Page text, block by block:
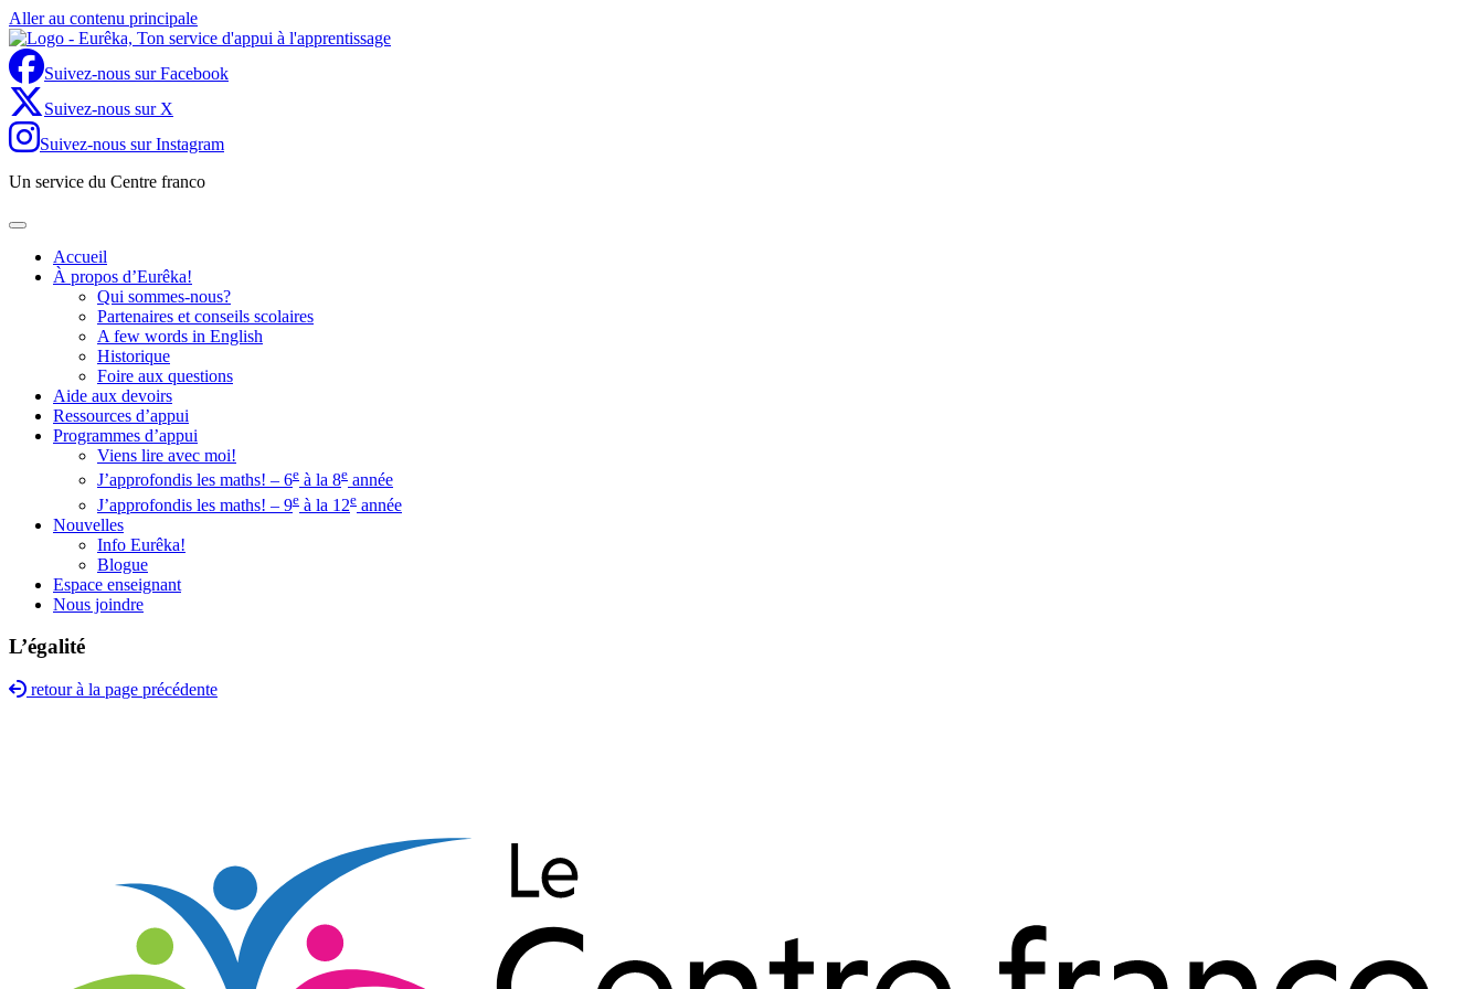
Aller au contenu principale
Suivez-nous sur Facebook
Suivez-nous sur X
Suivez-nous sur Instagram
Un service du Centre franco
Accueil
À propos d’Eurêka!
Qui sommes-nous?
Partenaires et conseils scolaires
A few words in English
Historique
Foire aux questions
Aide aux devoirs
Ressources d’appui
Programmes d’appui
Viens lire avec moi!
J’approfondis les maths! – 6e à la 8e année
J’approfondis les maths! – 9e à la 12e année
Nouvelles
Info Eurêka!
Blogue
Espace enseignant
Nous joindre
L’égalité
retour à la page précédente